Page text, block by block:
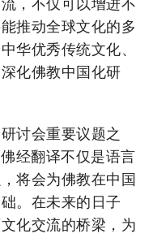
，不仅可以增进不
推动全球文化的多
华优秀传统文化、
化佛教中国化研
讨会重要议题之
经翻译不仅是语言
将会为佛教在中国
。在未来的日子
化交流的桥梁，为